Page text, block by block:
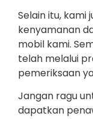
Selain itu, kami
kenyamanan
mobil kami.
telah melalui
pemeriksaan
Jangan ragu
dapatkan